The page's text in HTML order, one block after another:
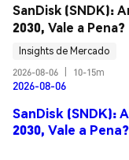
SanDisk (SNDK):
2030, Vale a Pena?
Insights de Mercado
2026-08-06
10-15m
2026-08-06
SanDisk (SNDK):
2030, Vale a Pena?